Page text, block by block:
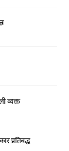
व्यक्त
प्रतिबद्ध